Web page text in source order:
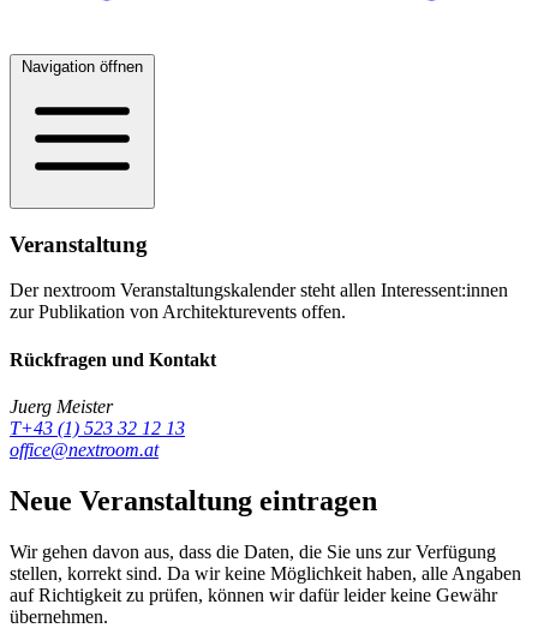
Navigation öffnen
Veranstaltung
Der nextroom Veranstaltungskalender steht allen Interessent:innen
zur Publikation von Architekturevents offen.
Rückfragen und Kontakt
Juerg Meister
T+43 (1) 523 32 12 13
office@nextroom.at
Neue Veranstaltung eintragen
Wir gehen davon aus, dass die Daten, die Sie uns zur Verfügung
stellen, korrekt sind. Da wir keine Möglichkeit haben, alle Angaben
auf Richtigkeit zu prüfen, können wir dafür leider keine Gewähr
übernehmen.